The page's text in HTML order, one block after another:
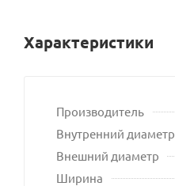
Характеристики
Производитель
Внутренний диаметр
Внешний диаметр
Ширина